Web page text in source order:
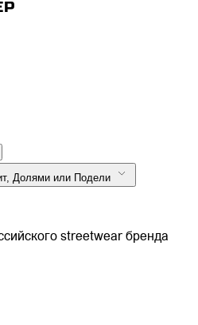
4 × 1975 ₽ в Сплит, Долями или Подели
streetwear бренда